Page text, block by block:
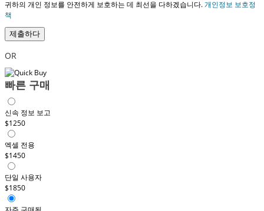
귀하의 개인 정보를 안전하게 보호하는 데 최선을 다하겠습니다.개인정보 보호정
책
제출하다
OR
빠른 구매
신속 정보 보고
$1250
엑셀 전용
$1450
단일 사용자
$1850